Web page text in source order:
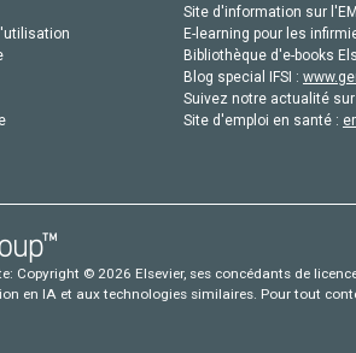
Site d'information sur
E-learning pour les
Bibliothèque d'e-books
Blog special IFSI :
Suivez notre actualité
Site d'emploi en santé :
Copyright © 2026 Elsevier, ses concédants de
en IA et aux technologies similaires. Pour tout